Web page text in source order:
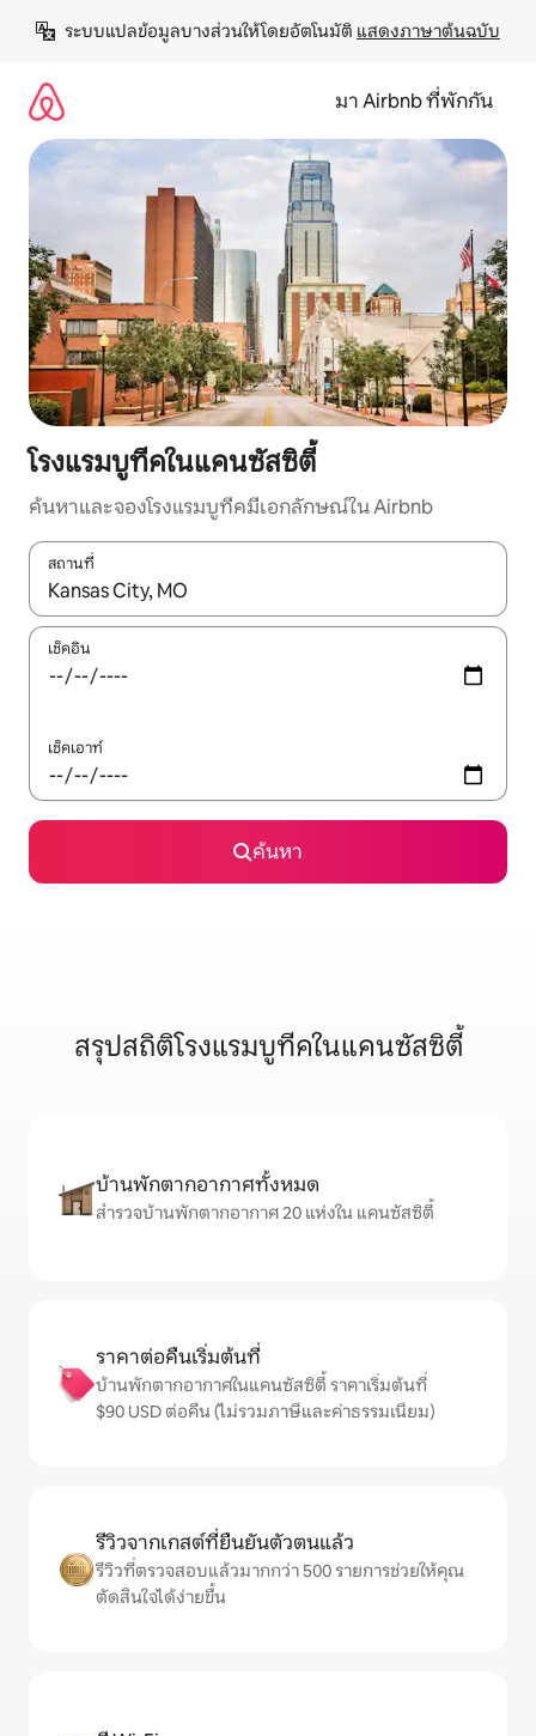
เนื้อหา
ระบบแปลข้อมูลบางส่วนให้โดยอัตโนมัติ แสดงภาษาต้นฉบับ
มา Airbnb ที่พักกัน
โรงแรมบูทีคในแคนซัสซิตี้
ค้นหาและจองโรงแรมบูทีคมีเอกลักษณ์ใน Airbnb
สถานที่
ใช้ลูกศรขึ้นลง หรือใช้การสัมผัสหรือปัด เพื่อสำรวจผลการค้นหา
เช็คอิน
เช็คเอาท์
ค้นหา
สรุปสถิติโรงแรมบูทีคในแคนซัสซิตี้
บ้านพักตากอากาศทั้งหมด
สำรวจบ้านพักตากอากาศ 20 แห่งใน แคนซัสซิตี้
ราคาต่อคืนเริ่มต้นที่
บ้านพักตากอากาศในแคนซัสซิตี้ ราคาเริ่มต้นที่
$90 USD ต่อคืน (ไม่รวมภาษีและค่าธรรมเนียม)
รีวิวจากเกสต์ที่ยืนยันตัวตนแล้ว
รีวิวที่ตรวจสอบแล้วมากกว่า 500 รายการช่วยให้คุณ
ตัดสินใจได้ง่ายขึ้น